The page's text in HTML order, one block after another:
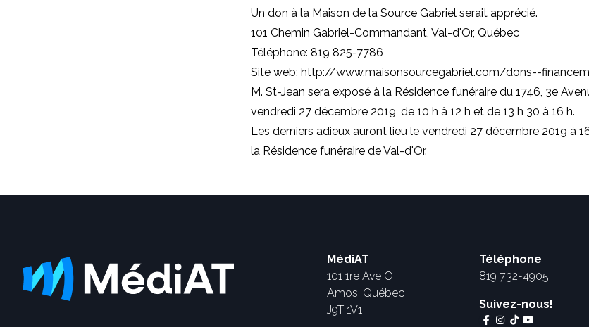
Un don à la Maison de la Source Gabriel serait apprécié.
101 Chemin Gabriel-Commandant, Val-d'Or, Québec
Téléphone: 819 825-7786
Site web: http://www.maisonsourcegabriel.com/dons--
M. St-Jean sera exposé à la Résidence funéraire du 1746, 3e
vendredi 27 décembre 2019, de 10 h à 12 h et de 13 h 30 à 16 h.
Les derniers adieux auront lieu le vendredi 27 décembre 2019 à
la Résidence funéraire de Val-d'Or.
MédiAT
101 1re Ave O
Amos, Québec
J9T 1V1
Téléphone
819 732-4905
Suivez-nous!